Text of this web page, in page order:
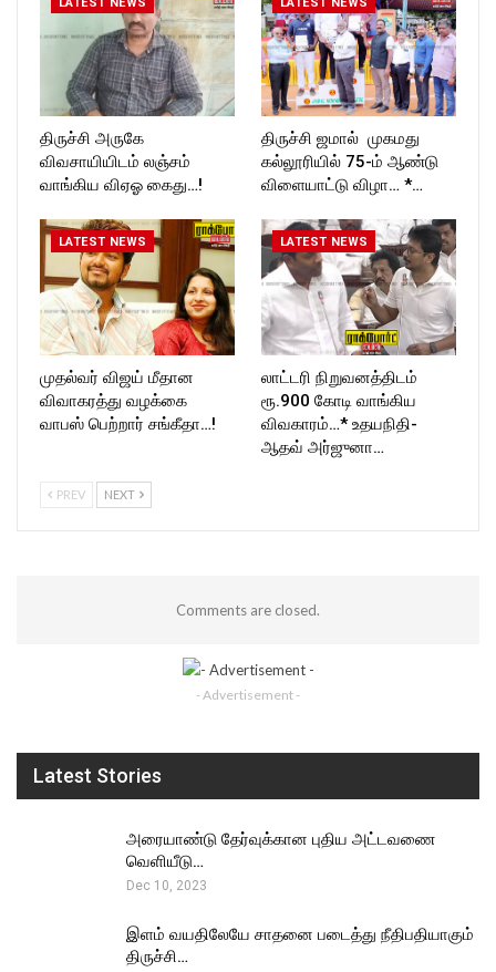
T_TIMESC
திருச்சி அருகே
விவசாயியிடம் லஞ்சம்
வாங்கிய விஏஓ கைது…!
திருச்சி ஜமால் முகமது
கல்லூரியில் 75-ம் ஆண்டு
விளையாட்டு விழா… *…
LATEST NEWS
முதல்வர் விஜய் மீதான
விவாகரத்து வழக்கை
வாபஸ் பெற்றார் சங்கீதா…!
LATEST NEWS
லாட்டரி நிறுவனத்திடம்
ரூ.900 கோடி வாங்கிய
விவகாரம்…* உதயநிதி-
ஆதவ் அர்ஜுனா…
PREV NEXT
Comments are closed.
- Advertisement -
Latest Stories
அரையாண்டு தேர்வுக்கான புதிய அட்டவணை
வெளியீடு…
Dec 10, 2023
இளம் வயதிலேயே சாதனை படைத்து நீதிபதியாகும்
திருச்சி…